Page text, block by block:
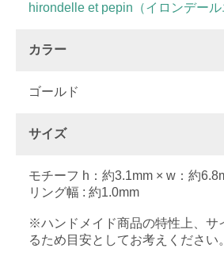
hirondelle et pepin（イロンデール
カラー
ゴールド
サイズ
モチーフ h：約3.1mm × w：約
リング幅 : 約1.0mm
※ハンドメイド商品の特性上、サ
るため目安としてお考えください。